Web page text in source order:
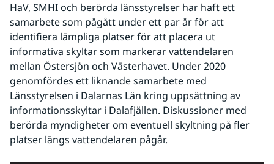
HaV, SMHI och berörda länsstyrelser har haft ett
samarbete som pågått under ett par år för att
identifiera lämpliga platser för att placera ut
informativa skyltar som markerar vattendelaren
mellan Östersjön och Västerhavet. Under 2020
genomfördes ett liknande samarbete med
Länsstyrelsen i Dalarnas Län kring uppsättning av
informationsskyltar i Dalafjällen. Diskussioner med
berörda myndigheter om eventuell skyltning på fler
platser längs vattendelaren pågår.